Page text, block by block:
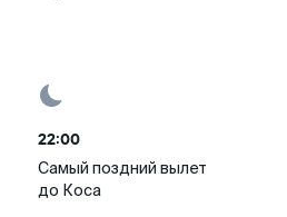
22:00
Самый поздний вылет
до Коса